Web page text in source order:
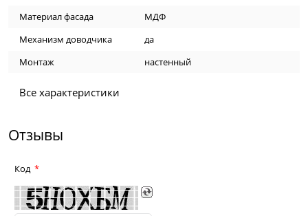
Материал фасада
МДФ
Механизм доводчика
да
Монтаж
настенный
Все характеристики
Отзывы
Код